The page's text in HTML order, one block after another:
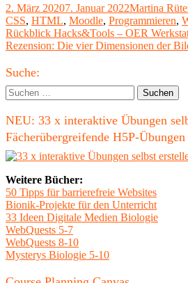
Veröffentlicht
am
2. März 20207. Januar 2022Autor
Martina
CSS, HTML, Moodle, Programmieren,
Beitragsnavigation
Vorheriger
Beitrag:
Rückblick Hacks&Tools – OER
Nächster
Rezension: Die vier Dimensionen der
Haupt-
Seitenleiste
Suche:
Suchen
nach:
NEU: 33 x interaktive Übungen
Fächerübergreifende H5P-Übungen
Weitere Bücher:
50 Tipps für barrierefreie Websites
Bionik-Projekte für den Unterricht
33 Ideen Digitale Medien Biologie
WebQuests 5-7
WebQuests 8-10
Mysterys Biologie 5-10